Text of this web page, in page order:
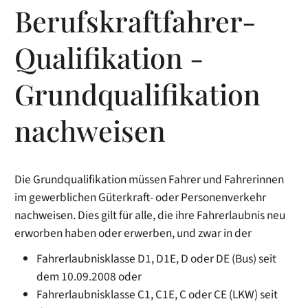
Berufskraftfahrer-
Qualifikation -
Grundqualifikation
nachweisen
Die Grundqualifikation müssen Fahrer und Fahrerinnen
im gewerblichen Güterkraft- oder Personenverkehr
nachweisen. Dies gilt für alle, die ihre Fahrerlaubnis neu
erworben haben oder erwerben, und zwar in der
Fahrerlaubnisklasse D1, D1E, D oder DE (Bus) seit
dem 10.09.2008 oder
Fahrerlaubnisklasse C1, C1E, C oder CE (LKW) seit